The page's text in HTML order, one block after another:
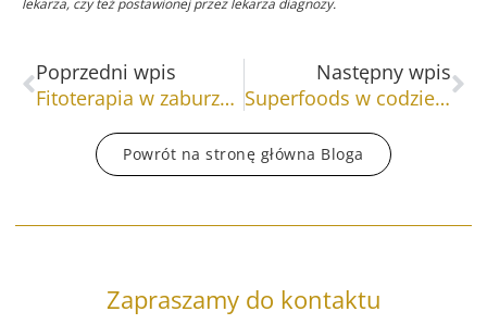
lekarza, czy też postawionej przez lekarza diagnozy.
Prev
Poprzedni wpis
Fitoterapia w zaburzeniach metabolicznych
Następny wpis
Superfoods w codziennej diecie okiem dietetyka
Powrót na stronę główna Bloga
Zapraszamy do kontaktu